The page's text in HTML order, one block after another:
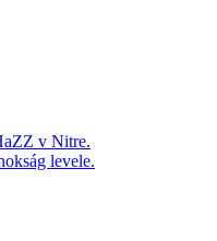
v Nitre.
levele.